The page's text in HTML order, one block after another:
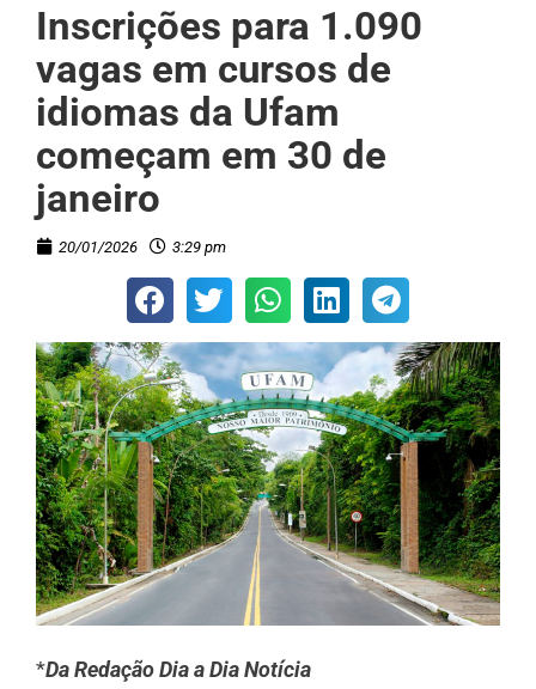
Inscrições para 1.090
vagas em cursos de
idiomas da Ufam
começam em 30 de
janeiro
20/01/2026 3:29 pm
*Da Redação Dia a Dia Notícia